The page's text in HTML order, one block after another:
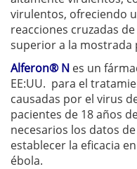
virulentos, ofreciendo
reacciones cruzadas
superior a la
Alferon® N es un
EE:UU. para el
causadas ​​por el virus
pacientes de 18 años
necesarios los datos
establecer la eficacia
ébola.